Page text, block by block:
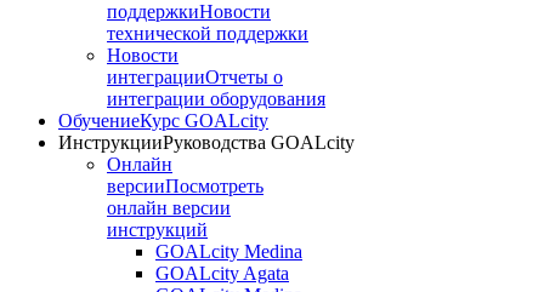
поддержкиНовости
технической поддержки
Новости
интеграцииОтчеты о
интеграции оборудования
ОбучениеКурс GOALcity
ИнструкцииРуководства GOALcity
Онлайн
версииПосмотреть
онлайн версии
инструкций
GOALcity Medina
GOALcity Agata